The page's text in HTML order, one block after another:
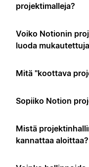
projektimalleja?
Voiko Notionin
luoda
Mitä "koottava
Sopiiko Notion
Mistä
kannattaa aloittaa?